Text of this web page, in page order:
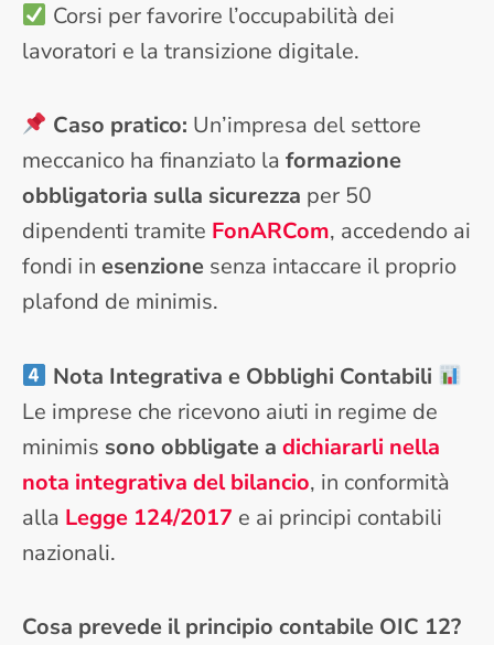
Corsi per favorire l’occupabilità dei
lavoratori e la transizione digitale.
Caso pratico: Un’impresa del settore
meccanico ha finanziato la formazione
obbligatoria sulla sicurezza per 50
dipendenti tramite FonARCom, accedendo ai
fondi in esenzione senza intaccare il proprio
plafond de minimis.
Nota Integrativa e Obblighi Contabili
Le imprese che ricevono aiuti in regime de
minimis sono obbligate a dichiararli nella
nota integrativa del bilancio, in conformità
alla Legge 124/2017 e ai principi contabili
nazionali.
Cosa prevede il principio contabile OIC 12?